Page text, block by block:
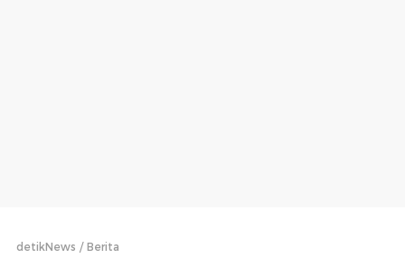
detikNews Berita